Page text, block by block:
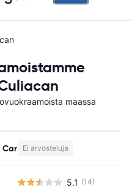
maassa
Car Ei arvosteluja
5.1 (14)